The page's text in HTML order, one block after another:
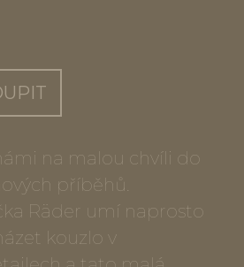
na malou chvíli do
příběhů.
Räder umí naprosto
kouzlo v